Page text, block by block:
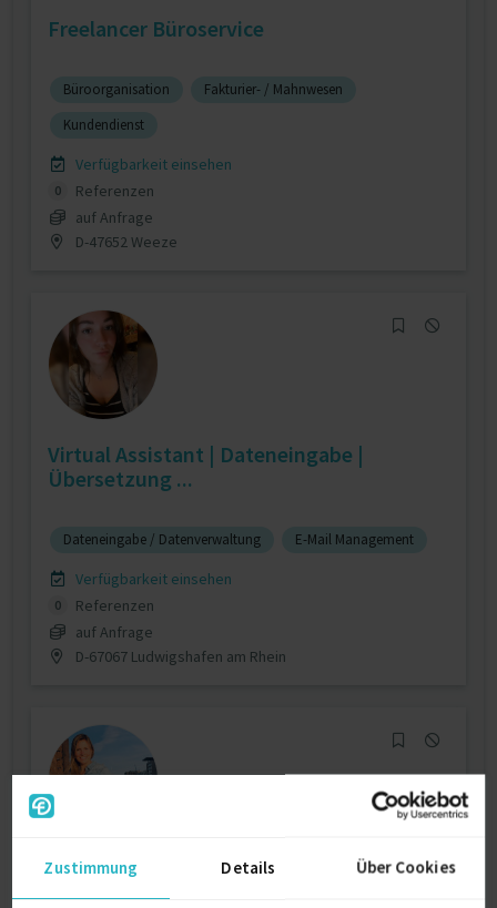
Zustimmung Details Über Cookies
Freelancer Büroservice
Büroorganisation
Fakturier- / Mahnwesen
Kundendienst
Verfügbarkeit einsehen
0
Referenzen
auf Anfrage
D-47652 Weeze
Virtual Assistant | Dateneingabe |
Übersetzung ...
Dateneingabe / Datenverwaltung E-Mail Management
Verfügbarkeit einsehen
0
Referenzen
auf Anfrage
D-67067 Ludwigshafen am Rhein
Projekt und Eventmanagement / virtuelle
Assistenz